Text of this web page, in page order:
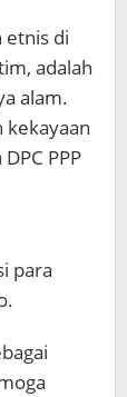
etnis di
adalah
alam.
kekayaan
PPP
para